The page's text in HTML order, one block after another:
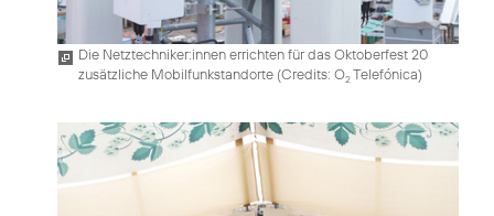
Die Netztechniker:innen errichten für das Oktoberfest 20
zusätzliche Mobilfunkstandorte (Credits: O2Telefónica)